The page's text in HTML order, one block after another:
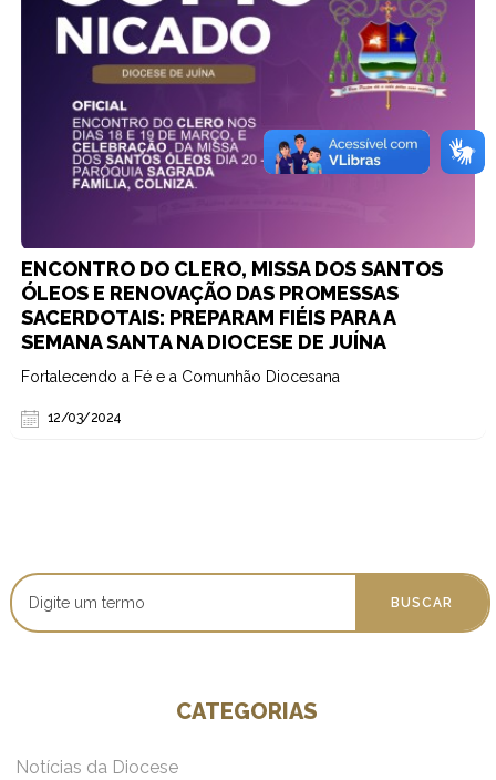
ENCONTRO DO CLERO, MISSA DOS SANTOS
ÓLEOS E RENOVAÇÃO DAS PROMESSAS
SACERDOTAIS: PREPARAM FIÉIS PARA A
SEMANA SANTA NA DIOCESE DE JUÍNA
Fortalecendo a Fé e a Comunhão Diocesana
12/03/2024
CATEGORIAS
Notícias da Diocese